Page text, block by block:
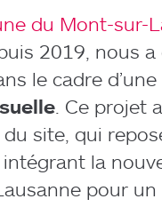
du Mont-sur-
2019, nous
le cadre
. Ce projet
du site, qui
intégrant la
pour